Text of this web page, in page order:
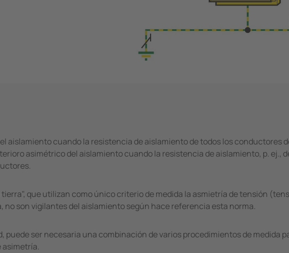
aislamiento cuando la resistencia de aislamiento de todos los conductores
asimétrico del aislamiento cuando la resistencia de aislamiento, p. ej.,
que utilizan como único criterio de medida la asmietría de tensión
no son vigilantes del aislamiento según hace referencia esta norma.
puede ser necesaria una combinación de varios procedimientos de medida
asimetría.